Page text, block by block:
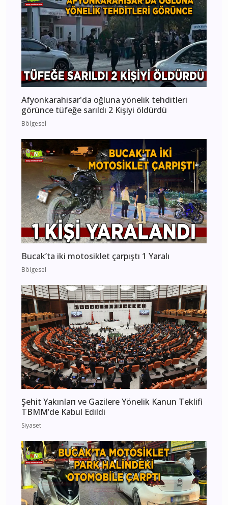
Afyonkarahisar'da oğluna yönelik tehditleri
görünce tüfeğe sarıldı 2 Kişiyi öldürdü
Bölgesel
Bucak’ta iki motosiklet çarpıştı 1 Yaralı
Bölgesel
Şehit Yakınları ve Gazilere Yönelik Kanun Teklifi
TBMM’de Kabul Edildi
Siyaset